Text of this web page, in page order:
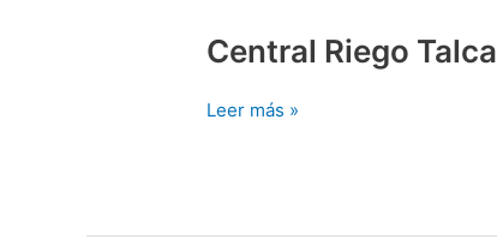
Central Riego Talca
Central
Talca
Leer más »